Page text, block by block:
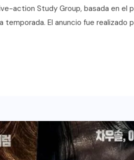
action Study Group, basada en el
El anuncio fue realizado